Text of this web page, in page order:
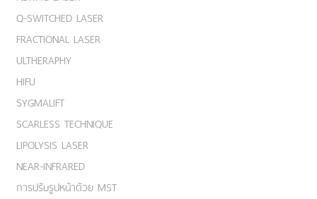
Q-SWITCHED LASER
FRACTIONAL LASER
ULTHERAPHY
HIFU
SYGMALIFT
SCARLESS TECHNIQUE
LIPOLYSIS LASER
NEAR-INFRARED
การปรับรูปหน้าด้วย MST